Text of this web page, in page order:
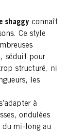
shaggy connaît
Ce style
séduit pour
structuré, ni
les
à
ondulées
du mi-long au